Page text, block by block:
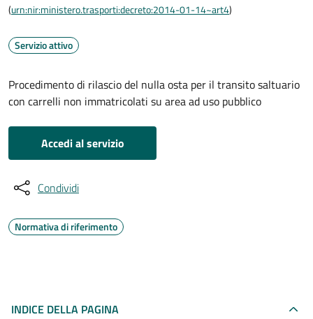
(urn:nir:ministero.trasporti:decreto:2014-01-14~art4)
Servizio attivo
Procedimento di rilascio del nulla osta per il transito saltuario
con carrelli non immatricolati su area ad uso pubblico
Accedi al servizio
Condividi
Normativa di riferimento
INDICE DELLA PAGINA